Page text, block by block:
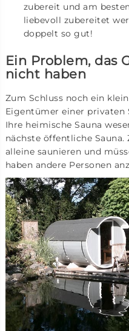
zubereit und am
liebevoll zubereitet
doppelt so gut!
Ein Problem, das
nicht haben
Zum Schluss noch ein
Eigentümer einer privaten
Ihre heimische Sauna
nächste öffentliche
alleine saunieren und
haben andere Personen